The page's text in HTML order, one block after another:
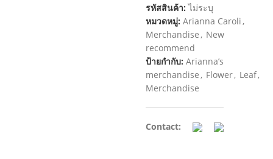
รหัสสินค้า:ไม่ระบุ
หมวดหมู่: Arianna Caroli ,
Merchandise , New
recommend
ป้ายกำกับ: Arianna’s
merchandise , Flower, Leaf,
Merchandise
Contact: